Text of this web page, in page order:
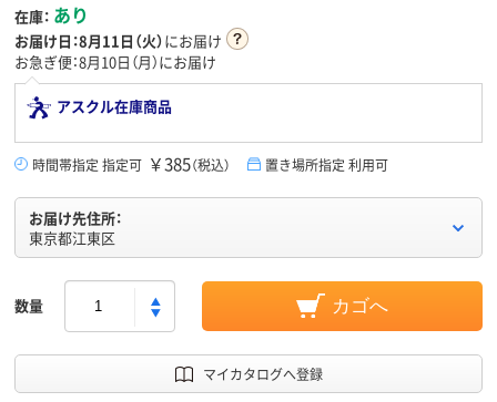
在庫： あり
お届け日：8月11日（火）にお届け
お急ぎ便：8月10日（月）にお届け
アスクル在庫商品
時間帯指定 指定可 ￥385（税込） 置き場所指定 利用可
お届け先住所：
東京都江東区
数量 カゴへ
マイカタログへ登録